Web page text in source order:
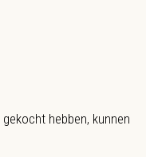
hebben, kunnen